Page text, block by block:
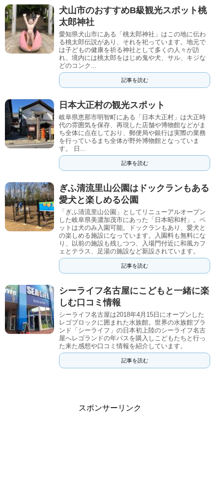
犬山市のおすすめB級観光スポット桃
太郎神社
愛知県犬山市にある「桃太郎神社」はこの地に伝わ
る桃太郎伝説があり、それを祀っています。地元で
は子どもの健康を祈る神社として多くの人々が訪
れ、境内には桃太郎をはじめ鬼や犬、サル、キジな
どのコンク...
記事を読む
日本大正村の観光スポット
岐阜県恵那市明智町にある「日本大正村」は大正時
代の雰囲気を保存、再現した店舗や博物館などがま
ち全体に点在しており、郵便局や銀行は実際の業務
を行っているまち全体が野外博物館となっていま
す。 日...
記事を読む
ぎふ清流里山公園はドックランもある
愛犬と楽しめる公園
「ぎふ清流里山公園」としてリニューアルオープン
した岐阜県美濃加茂市にあった「日本昭和村」。ペ
ットは犬のみ入園可能。ドックランもあり、愛犬と
の楽しめる施設になっています。入園料も無料にな
り、以前の施設も残しつつ、入場門付近に和風カフ
ェとテラス、足湯の施設など新設されています。
記事を読む
シーライフ名古屋にこどもと一緒に楽
しむ口コミ情報
シーライフ名古屋は2018年4月15日にオープンした
レゴブロックに囲まれた水族館。世界の水族館ブラ
ンド「シーライフ」の日本初上陸のシーライフ名古
屋へレゴランドの年パスを購入しこどもたちと行っ
た来た感想や口コミ情報を紹介しています。
記事を読む
スポンサーリンク